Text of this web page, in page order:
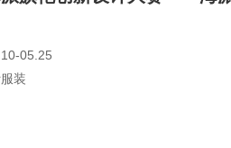
05.25
装